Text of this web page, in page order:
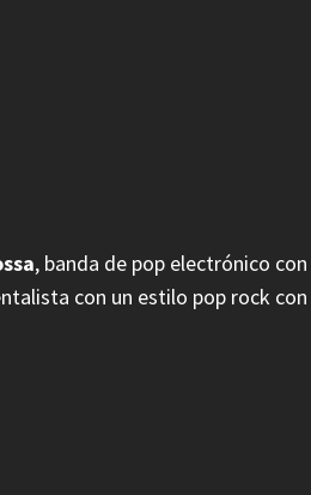
, banda de pop electrónico con
con un estilo pop rock con